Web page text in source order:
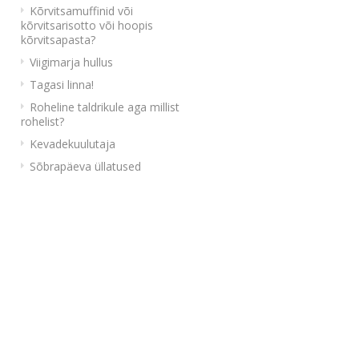
Kõrvitsamuffinid või
kõrvitsarisotto või hoopis
kõrvitsapasta?
Viigimarja hullus
Tagasi linna!
Roheline taldrikule aga millist
rohelist?
Kevadekuulutaja
Sõbrapäeva üllatused